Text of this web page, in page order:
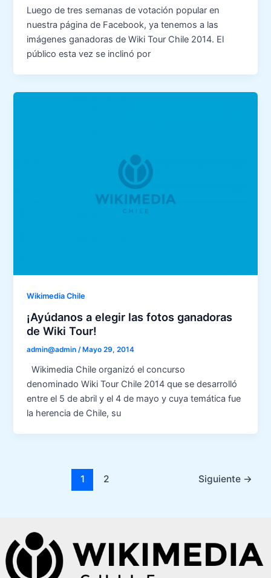
Luego de tres semanas de votación popular en
nuestra página de Facebook, ya tenemos a las
imágenes ganadoras de Wiki Tour Chile 2014. El
público esta vez se inclinó por
Wikimedia Chile
¡Ayúdanos a elegir las fotos ganadoras
de Wiki Tour!
admin@admin/ Mayo 29, 2014
Wikimedia Chile organizó el concurso
denominado Wiki Tour Chile 2014 que se desarrolló
entre el 5 de abril y el 4 de mayo y cuya temática fue
la herencia de Chile, su
1 2 Siguiente →